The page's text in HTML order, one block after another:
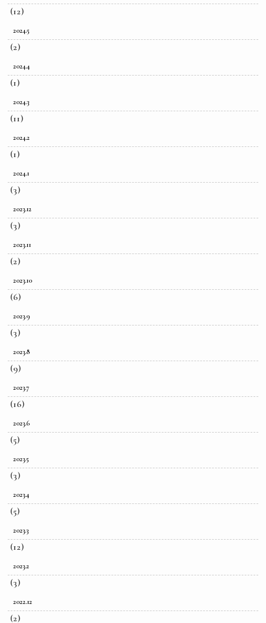
(12)
2024.5
(2)
2024.4
(1)
2024.3
(11)
2024.2
(1)
2024.1
(3)
2023.12
(3)
2023.11
(2)
2023.10
(6)
2023.9
(3)
2023.8
(9)
2023.7
(16)
2023.6
(5)
2023.5
(3)
2023.4
(5)
2023.3
(12)
2023.2
(3)
2022.12
(2)